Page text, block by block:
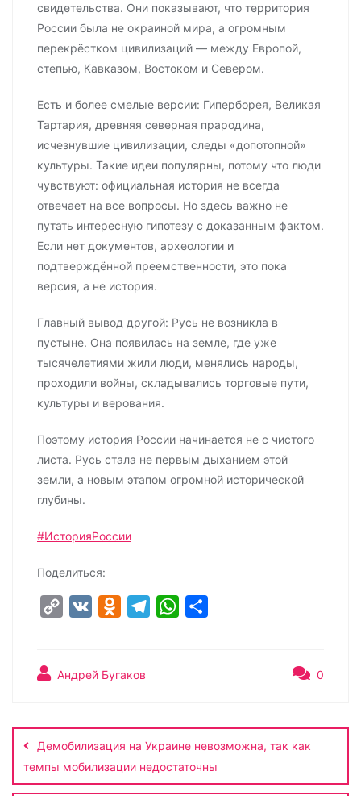
свидетельства. Они показывают, что территория
России была не окраиной мира, а огромным
перекрёстком цивилизаций — между Европой,
степью, Кавказом, Востоком и Севером.
Есть и более смелые версии: Гиперборея, Великая
Тартария, древняя северная прародина,
исчезнувшие цивилизации, следы «допотопной»
культуры. Такие идеи популярны, потому что люди
чувствуют: официальная история не всегда
отвечает на все вопросы. Но здесь важно не
путать интересную гипотезу с доказанным фактом.
Если нет документов, археологии и
подтверждённой преемственности, это пока
версия, а не история.
Главный вывод другой: Русь не возникла в
пустыне. Она появилась на земле, где уже
тысячелетиями жили люди, менялись народы,
проходили войны, складывались торговые пути,
культуры и верования.
Поэтому история России начинается не с чистого
листа. Русь стала не первым дыханием этой
земли, а новым этапом огромной исторической
глубины.
#ИсторияРоссии
Поделиться:
y
n
k
o
a
s
s
a
m
W
p
p
и
т
ь
Андрей Бугаков 0
по
записям
Демобилизация на Украине невозможна, так как
темпы мобилизации недостаточны